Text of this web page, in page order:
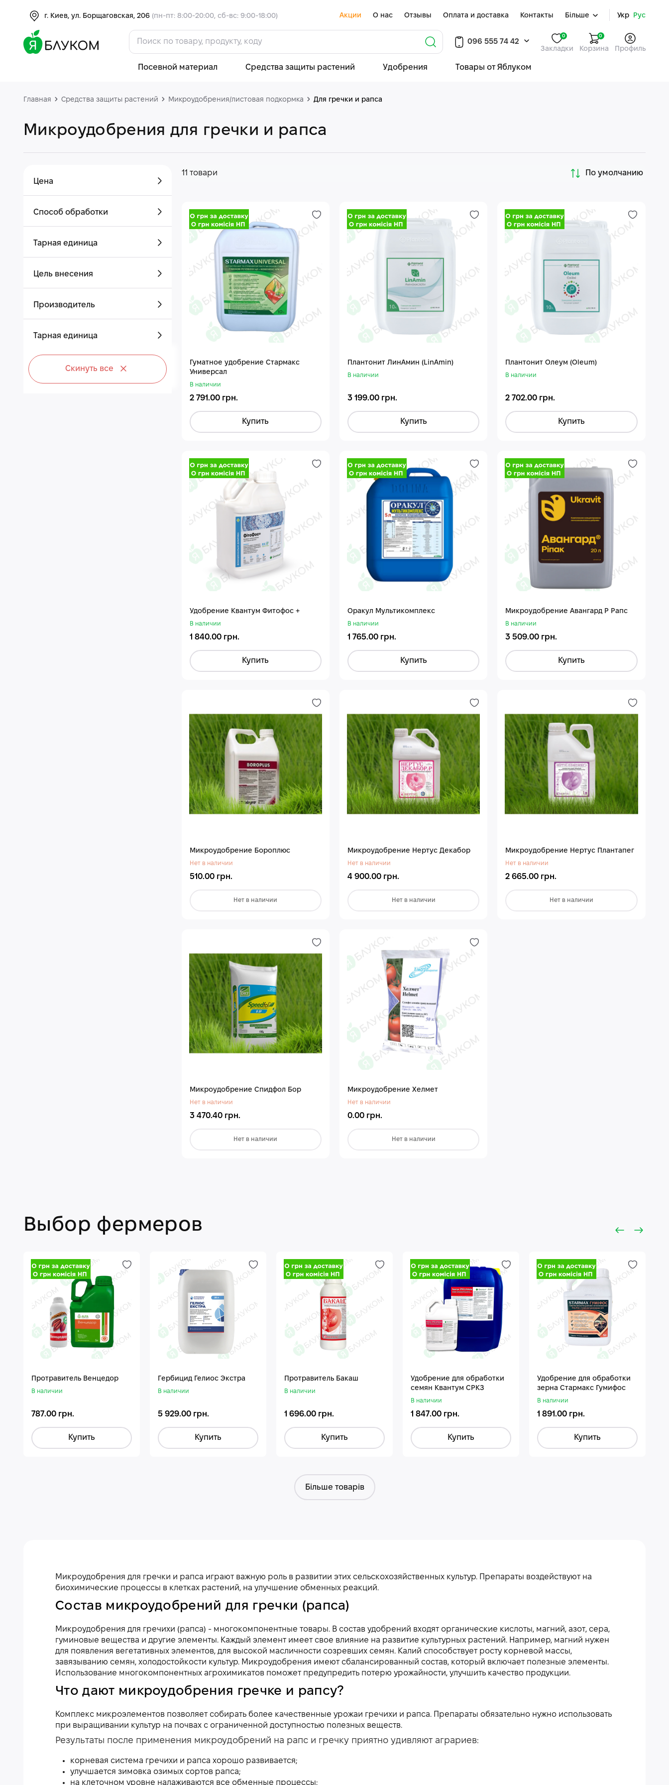
г. Киев, ул. Борщаговская, 206 (пн-пт: 8:00-20:00, сб-вс: 9:00-18:00) Акции О нас Отзывы Оплата и доставка Контакты Більше Укр Рус
096 555 74 42
Закладки
0 0
Корзина Профиль
Посевной материал Средства защиты растений Удобрения Товары от Яблуком
Главная Средства защиты растений Микроудобрения/листовая подкормка Для гречки и рапса
Микроудобрения для гречки и рапса
Цена
Способ обработки
Тарная единица
Цель внесения
Производитель
Тарная единица
Скинуть все
11 товари По умолчанию
Гуматное удобрение Стармакс
Универсал
В наличии
2 791.00 грн.
Купить
Плантонит ЛинАмин (LinAmin)
В наличии
3 199.00 грн.
Купить
Плантонит Олеум (Oleum)
В наличии
2 702.00 грн.
Купить
Удобрение Квантум Фитофос +
В наличии
1 840.00 грн.
Купить
Оракул Мультикомплекс
В наличии
1 765.00 грн.
Купить
Микроудобрение Авангард Р Рапс
В наличии
3 509.00 грн.
Купить
Микроудобрение Бороплюс
Нет в наличии
510.00 грн.
Нет в наличии
Микроудобрение Нертус Декабор
Нет в наличии
4 900.00 грн.
Нет в наличии
Микроудобрение Нертус Плантапег
Нет в наличии
2 665.00 грн.
Нет в наличии
Микроудобрение Спидфол Бор
Нет в наличии
3 470.40 грн.
Нет в наличии
Микроудобрение Хелмет
Нет в наличии
0.00 грн.
Нет в наличии
Выбор фермеров
Протравитель Венцедор
В наличии
787.00 грн.
Купить
Гepбицид Гелиос Экстра
В наличии
5 929.00 грн.
Купить
Протравитель Бакаш
В наличии
1 696.00 грн.
Купить
Удобрение для обработки
семян Квантум СРКЗ
В наличии
1 847.00 грн.
Купить
Удобрение для обработки
зерна Стармакс Гумифос
В наличии
1 891.00 грн.
Купить
Більше товарів
Микроудобрения для гречки и рапса играют важную роль в развитии этих сельскохозяйственных культур. Препараты воздействуют на
биохимические процессы в клетках растений, на улучшение обменных реакций.
Состав микроудобрений для гречки (рапса)
Микроудобрения для гречихи (рапса) - многокомпонентные товары. В состав удобрений входят органические кислоты, магний, азот, сера,
гуминовые вещества и другие элементы. Каждый элемент имеет свое влияние на развитие культурных растений. Например, магний нужен
для появления вегетативных элементов, для высокой масличности созревших семян. Калий способствует росту корневой массы,
завязыванию семян, холодостойкости культур. Микроудобрения имеют сбалансированный состав, который включает полезные элементы.
Использование многокомпонентных агрохимикатов поможет предупредить потерю урожайности, улучшить качество продукции.
Что дают микроудобрения гречке и рапсу?
Комплекс микроэлементов позволяет собирать более качественные урожаи гречихи и рапса. Препараты обязательно нужно использовать
при выращивании культур на почвах с ограниченной доступностью полезных веществ.
Результаты после применения микроудобрений на рапс и гречку приятно удивляют аграриев:
корневая система гречихи и рапса хорошо развивается;
улучшается зимовка озимых сортов рапса;
на клеточном уровне налаживаются все обменные процессы;